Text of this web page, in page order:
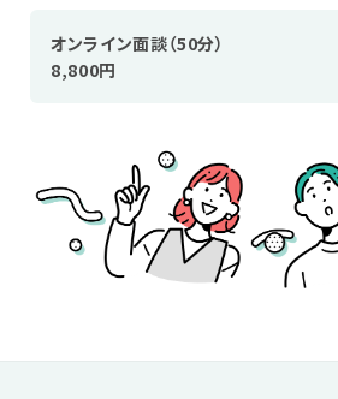
オンライン面談（50分）
8,800円